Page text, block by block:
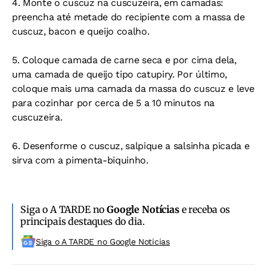
4. Monte o cuscuz na cuscuzeira, em camadas:
preencha até metade do recipiente com a massa de
cuscuz, bacon e queijo coalho.
5. Coloque camada de carne seca e por cima dela,
uma camada de queijo tipo catupiry. Por último,
coloque mais uma camada da massa do cuscuz e leve
para cozinhar por cerca de 5 a 10 minutos na
cuscuzeira.
6. Desenforme o cuscuz, salpique a salsinha picada e
sirva com a pimenta-biquinho.
Siga o A TARDE noGoogle Notíciase receba os
principais destaques do dia.
Siga o A TARDE no Google Noticias